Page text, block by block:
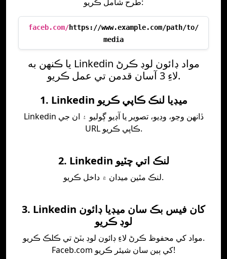
faceb.com/https://www.example.com/path/to/
media
يا ڪنهن به Linkedin مواد ڊائون لوڊ ڪرڻ
لاءِ 3 آسان قدمن تي عمل ڪريو.
1. Linkedin ميڊيا لنڪ ڪاپي ڪريو
Linkedin ڏانهن وڃو، وڊيو، تصوير يا آڊيو ڳوليو ۽ ان جي
URL ڪاپي ڪريو.
2. Linkedin لنڪ اتي چٽيو
لنڪ مٿين ميدان ۾ داخل ڪريو.
3. Linkedin کان فيس بڪ سان ميڊيا ڊائون
لوڊ ڪريو
مواد کي محفوظ ڪرڻ لاءِ ڊائون لوڊ بٽڻ تي ڪلڪ ڪريو.
Faceb.com کي ٻين سان شيئر ڪريو!